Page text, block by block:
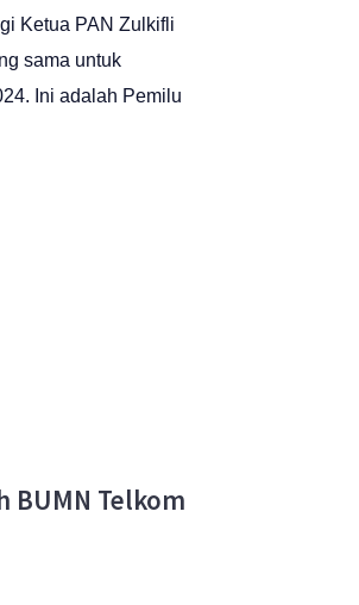
Ketua PAN Zulkifli
sama untuk
Ini adalah Pemilu
BUMN Telkom